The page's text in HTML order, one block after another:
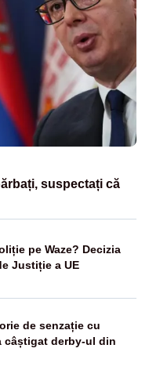
suspectați că
pe Waze? Decizia
Justiție a UE
de senzație cu
câștigat derby-ul din